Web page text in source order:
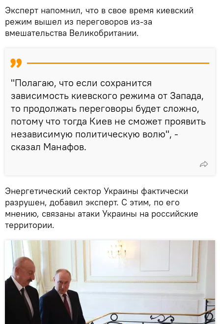
Эксперт напомнил, что в свое время киевский
режим вышел из переговоров из-за
вмешательства Великобритании.
"Полагаю, что если сохранится
зависимость киевского режима от Запада,
то продолжать переговоры будет сложно,
потому что тогда Киев не сможет проявить
независимую политическую волю", -
сказал Манафов.
Энергетический сектор Украины фактически
разрушен, добавил эксперт. С этим, по его
мнению, связаны атаки Украины на российские
территории.